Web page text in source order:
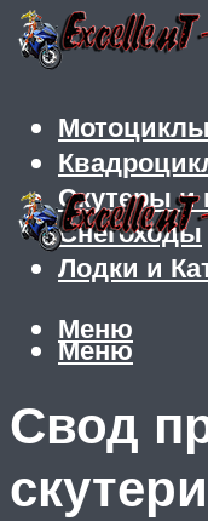
Мотоциклы
Скутеры
Снегоходы
Лодки и
Меню
Меню
Свод